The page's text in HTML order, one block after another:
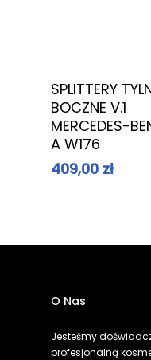
Dowiedz Się
Więcej
SPLITTERY
BOCZNE V.1
MERCEDES-
A W176
409,00 zł
O Nas
Jesteśmy
profesjonalną